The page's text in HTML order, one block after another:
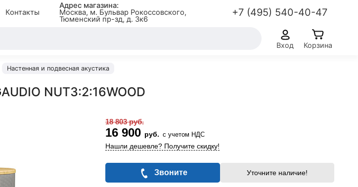
Контакты
Адрес магазина:
Москва, м. Бульвар Рокоссовского,
Тюменский пр-зд, д. 3к6
+7 (495) 540-40-47
Вход Корзина
Настенная и подвесная акустика
NUT3:2:16WOOD
18 803 руб.
16 900 руб. с учетом НДС
Нашли дешевле? Получите скидку!
Звоните Уточните наличие!